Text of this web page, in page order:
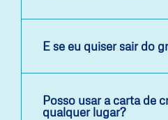
E se eu quiser sair do
Posso usar a carta de
qualquer lugar?